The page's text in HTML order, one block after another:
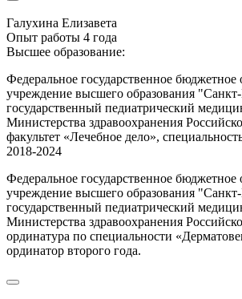
Галухина Елизавета
Опыт работы 4 года
Высшее образование:
Федеральное государственное бюджетное
учреждение высшего образования
государственный педиатрический
Министерства здравоохранения
факультет «Лечебное дело»,
2018-2024
Федеральное государственное бюджетное
учреждение высшего образования
государственный педиатрический
Министерства здравоохранения
ординатура по специальности
ординатор второго года.